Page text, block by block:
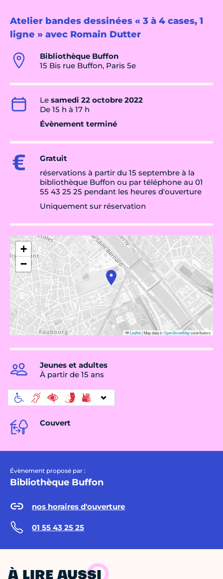
Atelier bandes dessinées « 3 à 4 cases, 1
ligne » avec Romain Dutter
Bibliothèque Buffon
15 Bis rue Buffon, Paris 5e
Le samedi 22 octobre 2022
De 15 h à 17 h
Évènement terminé
Gratuit
réservations à partir du 15 septembre à la
bibliothèque Buffon ou par téléphone au 01
55 43 25 25 pendant les heures d'ouverture
Uniquement sur réservation
+
−
Leaflet|Map data ©OpenStreetMapcontributors
Jeunes et adultes
À partir de 15 ans
Couvert
Évènement proposé par :
Bibliothèque Buffon
nos horaires d'ouverture
01 55 43 25 25
À LIRE AUSSI